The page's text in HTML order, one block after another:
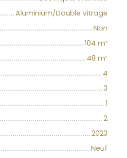
Aluminium/Double vitrage
Non
104 m²
48 m²
4
3
1
2
2023
Neuf